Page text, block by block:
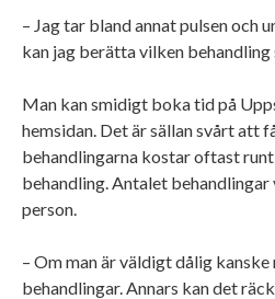
– Jag tar bland annat pulsen och
kan jag berätta vilken behandling
Man kan smidigt boka tid på
hemsidan. Det är sällan svårt att
behandlingarna kostar oftast
behandling. Antalet
person.
– Om man är väldigt dålig
behandlingar. Annars kan det